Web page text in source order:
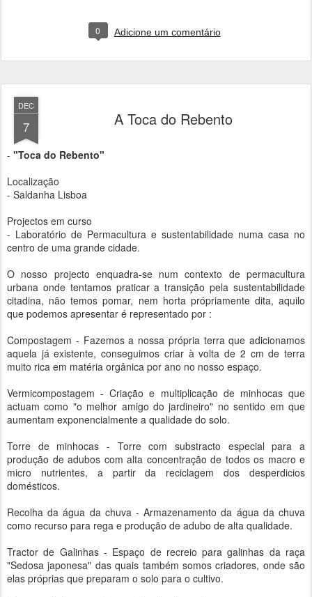
0 Adicione um comentário
DEC
7 A Toca do Rebento
- "Toca do Rebento"
Localização
- Saldanha Lisboa
Projectos em curso
- Laboratório de Permacultura e sustentabilidade numa casa no
centro de uma grande cidade.
O nosso projecto enquadra-se num contexto de permacultura
urbana onde tentamos praticar a transição pela sustentabilidade
citadina, não temos pomar, nem horta própriamente dita, aquilo
que podemos apresentar é representado por :
Compostagem - Fazemos a nossa própria terra que adicionamos
aquela já existente, conseguimos criar à volta de 2 cm de terra
muito rica em matéria orgânica por ano no nosso espaço.
Vermicompostagem - Criação e multiplicação de minhocas que
actuam como "o melhor amigo do jardineiro" no sentido em que
aumentam exponencialmente a qualidade do solo.
Torre de minhocas - Torre com substracto especial para a
produção de adubos com alta concentração de todos os macro e
micro nutrientes, a partir da reciclagem dos desperdicios
domésticos.
Recolha da água da chuva - Armazenamento da água da chuva
como recurso para rega e produção de adubo de alta qualidade.
Tractor de Galinhas - Espaço de recreio para galinhas da raça
"Sedosa japonesa" das quais também somos criadores, onde são
elas próprias que preparam o solo para o cultivo.